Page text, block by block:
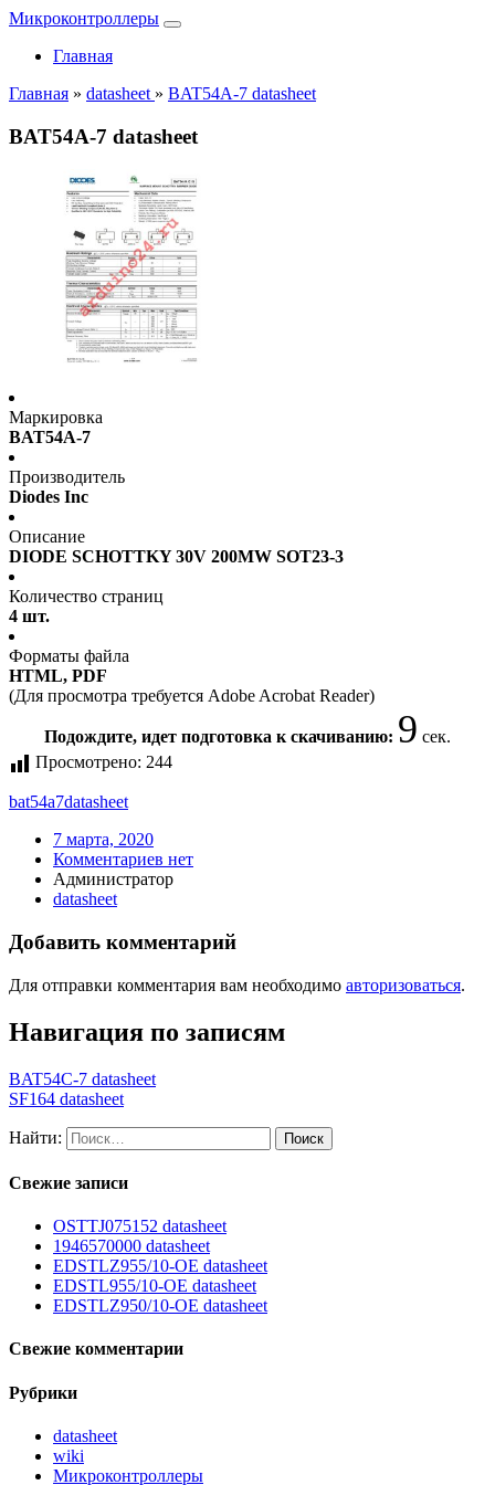
Микроконтроллеры
Главная
Главная » datasheet » BAT54A-7 datasheet
BAT54A-7 datasheet
Маркировка
BAT54A-7
Производитель
Diodes Inc
Описание
DIODE SCHOTTKY 30V 200MW SOT23-3
Количество страниц
4 шт.
Форматы файла
HTML, PDF
(Для просмотра требуется Adobe Acrobat Reader)
Подождите, идет подготовка к скачиванию: 9 сек.
Просмотрено: 244
bat54a7datasheet
7 марта, 2020
Комментариев нет
Администратор
datasheet
Добавить комментарий
Для отправки комментария вам необходимо авторизоваться.
Навигация по записям
BAT54C-7 datasheet
SF164 datasheet
Найти:
Свежие записи
OSTTJ075152 datasheet
1946570000 datasheet
EDSTLZ955/10-OE datasheet
EDSTL955/10-OE datasheet
EDSTLZ950/10-OE datasheet
Свежие комментарии
Рубрики
datasheet
wiki
Микроконтроллеры